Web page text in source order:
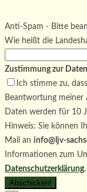
Bitte lasse dieses Feld
Anti-Spam - Bitte
Wie heißt die
Zustimmung zur
Ich stimme zu,
Beantwortung meiner
Daten werden für 10
Hinweis: Sie können
Mail an info@ljv-
Informationen zum
Datenschutzerklärung.